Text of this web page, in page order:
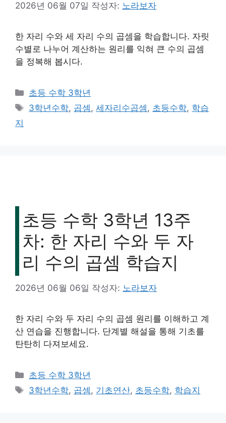
2026년 06월 07일 작성자: 노라보자
한 자리 수와 세 자리 수의 곱셈을 학습합니다. 자릿
수별로 나누어 계산하는 원리를 익혀 큰 수의 곱셈
을 정복해 봅시다.
카
테
초등 수학 3학년
태
3학년수학, 곱셈,세자리수곱셈, 초등수학, 학습
지
초등 수학 3학년 13주
차: 한 자리 수와 두 자
리 수의 곱셈 학습지
2026년 06월 06일 작성자: 노라보자
한 자리 수와 두 자리 수의 곱셈 원리를 이해하고 계
산 연습을 진행합니다. 단계별 해설을 통해 기초를
탄탄히 다져보세요.
카
테
초등 수학 3학년
태
3학년수학, 곱셈 , 기초연산, 초등수학, 학습지